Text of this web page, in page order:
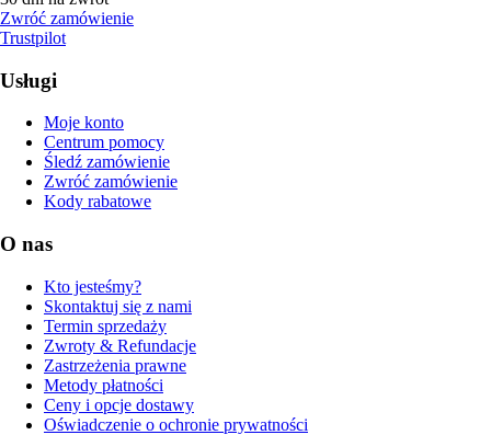
Zwróć zamówienie
Trustpilot
Usługi
Moje konto
Centrum pomocy
Śledź zamówienie
Zwróć zamówienie
Kody rabatowe
O nas
Kto jesteśmy?
Skontaktuj się z nami
Termin sprzedaży
Zwroty & Refundacje
Zastrzeżenia prawne
Metody płatności
Ceny i opcje dostawy
Oświadczenie o ochronie prywatności